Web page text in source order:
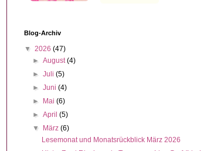
Blog-Archiv
▼ 2026 (47)
►August(4)
►Juli(5)
►Juni(4)
►
Mai(6)
►April(5)
▼
März(6)
Lesemonat und Monatsrückblick März 2026